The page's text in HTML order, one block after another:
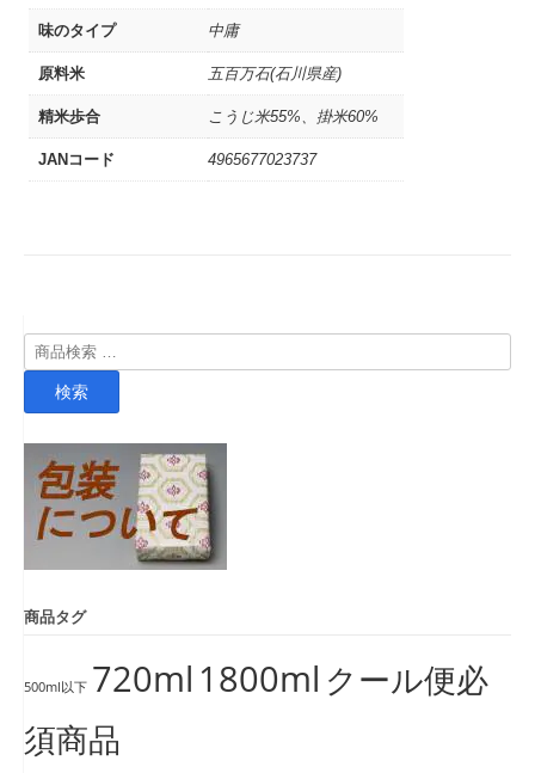
味のタイプ 中庸
原料米 五百万石(石川県産)
精米歩合 こうじ米55%、掛米60%
JANコード 4965677023737
検
索
検索
商品タグ
500ml以下 720ml 1800ml クール便必
須商品